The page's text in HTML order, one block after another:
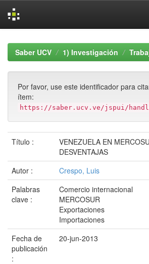
navigationSaber UCV 1) Investigación
Por favor, use este identificador para
ítem:
https://saber.ucv.ve/jspui/
Título :
VENEZUELA EN
DESVENTAJAS
Autor :
Crespo, Luis
Palabras
clave :
Comercio internacional
MERCOSUR
Exportaciones
Importaciones
Fecha de
publicación
:
20-jun-2013